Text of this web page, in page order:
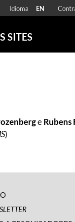
Idioma EN
SITES
OCULAR
eRubens
)